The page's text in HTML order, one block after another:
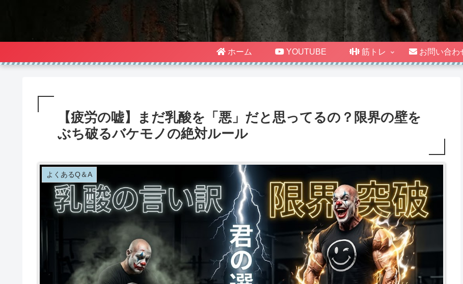
ホーム YOUTUBE 筋トレ お問い合わ
【疲労の嘘】まだ乳酸を「悪」だと思ってるの？限界の壁を
ぶち破るバケモノの絶対ルール
よくあるQ＆A